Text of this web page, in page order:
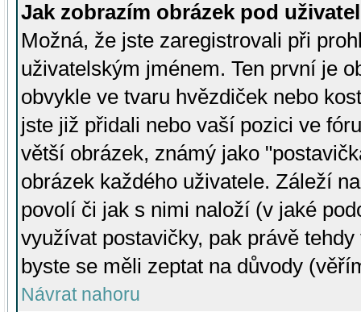
Jak zobrazím obrázek pod
Možná, že jste zaregistrovali při
uživatelským jménem. Ten první je
obvykle ve tvaru hvězdiček nebo
jste již přidali nebo vaší pozici ve
větší obrázek, známý jako
obrázek každého uživatele. Záleží
povolí či jak s nimi naloží (v jaké
využívat postavičky, pak právě
byste se měli zeptat na důvody
Návrat nahoru